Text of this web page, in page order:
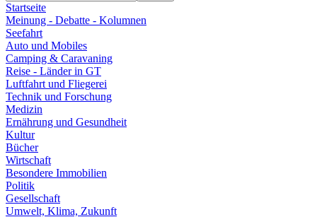
Startseite
Meinung - Debatte - Kolumnen
Seefahrt
Auto und Mobiles
Camping & Caravaning
Reise - Länder in GT
Luftfahrt und Fliegerei
Technik und Forschung
Medizin
Ernährung und Gesundheit
Kultur
Bücher
Wirtschaft
Besondere Immobilien
Politik
Gesellschaft
Umwelt, Klima, Zukunft